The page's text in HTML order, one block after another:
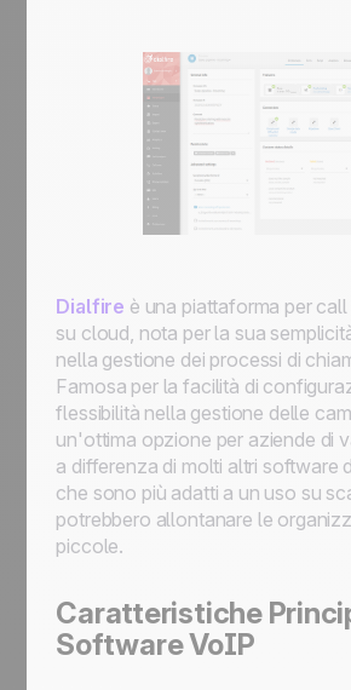
Dialfire è una piattaforma per
su cloud, nota per la sua
nella gestione dei processi di
Famosa per la facilità di
flessibilità nella gestione delle
un'ottima opzione per aziende di
a differenza di molti altri software
che sono più adatti a un uso su
potrebbero allontanare le
piccole.
Caratteristiche
Software VoIP